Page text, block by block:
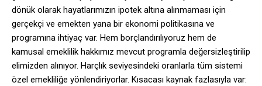
dönük olarak hayatlarımızın ipotek altına alınmaması için
gerçekçi ve emekten yana bir ekonomi politikasına ve
programına ihtiyaç var. Hem borçlandırılıyoruz hem de
kamusal emeklilik hakkımız mevcut programla değersizleştirilip
elimizden alınıyor. Harçlık seviyesindeki oranlarla tüm sistemi
özel emekliliğe yönlendiriyorlar. Kısacası kaynak fazlasıyla var: